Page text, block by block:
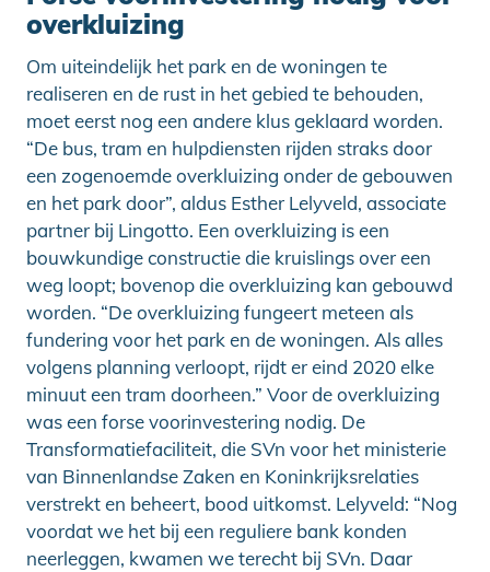
overkluizing
Om uiteindelijk het park en de woningen te
realiseren en de rust in het gebied te behouden,
moet eerst nog een andere klus geklaard worden.
“De bus, tram en hulpdiensten rijden straks door
een zogenoemde overkluizing onder de gebouwen
en het park door”, aldus Esther Lelyveld, associate
partner bij Lingotto. Een overkluizing is een
bouwkundige constructie die kruislings over een
weg loopt; bovenop die overkluizing kan gebouwd
worden. “De overkluizing fungeert meteen als
fundering voor het park en de woningen. Als alles
volgens planning verloopt, rijdt er eind 2020 elke
minuut een tram doorheen.” Voor de overkluizing
was een forse voorinvestering nodig. De
Transformatiefaciliteit, die SVn voor het ministerie
van Binnenlandse Zaken en Koninkrijksrelaties
verstrekt en beheert, bood uitkomst. Lelyveld: “Nog
voordat we het bij een reguliere bank konden
neerleggen, kwamen we terecht bij SVn. Daar